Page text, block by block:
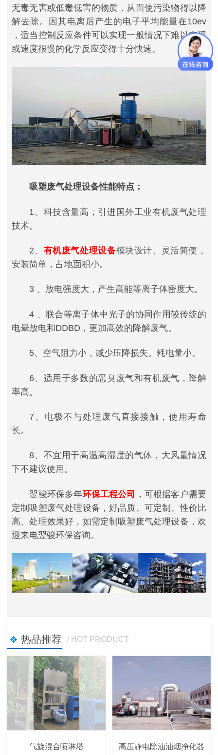
无毒无害或低毒低害的物质，从而使污染物得以降
解去除。因其电离后产生的电子平均能量在10ev
，适当控制反应条件可以实现一般情况下难以实现
或速度很慢的化学反应变得十分快速。
吸塑废气处理设备性能特点：
1、科技含量高，引进国外工业有机废气处理
技术。
2、 有机废气处理设备模块设计、灵活简便，
安装简单，占地面积小。
3 、放电强度大，产生高能等离子体密度大。
4 、联合等离子体中光子的协同作用较传统的
电晕放电和DDBD，更加高效的降解废气。
5、空气阻力小，减少压降损失。耗电量小。
6、适用于多数的恶臭废气和有机废气，降解
率高。
7、电极不与处理废气直接接触，使用寿命
长。
8、不宜用于高温高湿度的气体，大风量情况
下不建议使用。
翌骏环保多年环保工程公司
，可根据客户需要
定制吸塑废气处理设备，好品质、可定制、性价比
高、处理效果好，如需定制吸塑废气处理设备，欢
迎来电翌骏环保咨询。
热品推荐 / HOT PRODUCT
气旋混合喷淋塔 高压静电除油油烟净化器